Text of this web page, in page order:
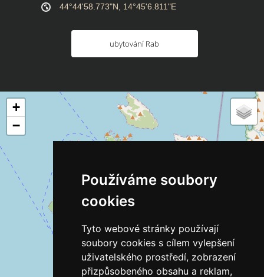
Používáme soubory
cookies
Tyto webové stránky používají
soubory cookies s cílem vylepšení
uživatelského prostředí, zobrazení
přizpůsobeného obsahu a reklam,
44°44'58.773"N, 14°45'6.811"E
ubytování Rab
+
−